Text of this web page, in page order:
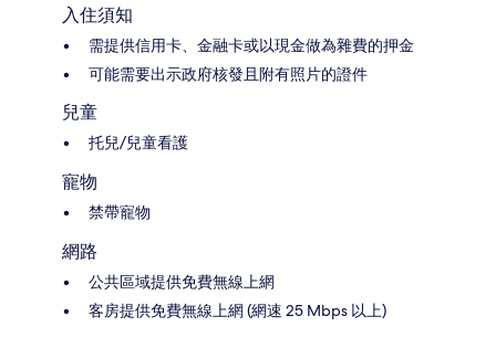
入住須知
需提供信用卡、金融卡或以現金做為雜費的押金
可能需要出示政府核發且附有照片的證件
兒童
托兒/兒童看護
寵物
禁帶寵物
網路
公共區域提供免費無線上網
客房提供免費無線上網 (網速 25 Mbps 以上)